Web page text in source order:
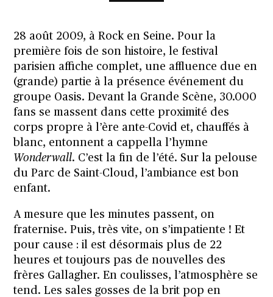
28 août 2009, à Rock en Seine. Pour la
première fois de son histoire, le festival
parisien affiche complet, une affluence due en
(grande) partie à la présence événement du
groupe Oasis. Devant la Grande Scène, 30.000
fans se massent dans cette proximité des
corps propre à l’ère ante-Covid et, chauffés à
blanc, entonnent a cappella l’hymne
Wonderwall. C’est la fin de l’été. Sur la pelouse
du Parc de Saint-Cloud, l’ambiance est bon
enfant.
A mesure que les minutes passent, on
fraternise. Puis, très vite, on s’impatiente ! Et
pour cause : il est désormais plus de 22
heures et toujours pas de nouvelles des
frères Gallagher. En coulisses, l’atmosphère se
tend. Les sales gosses de la brit pop en